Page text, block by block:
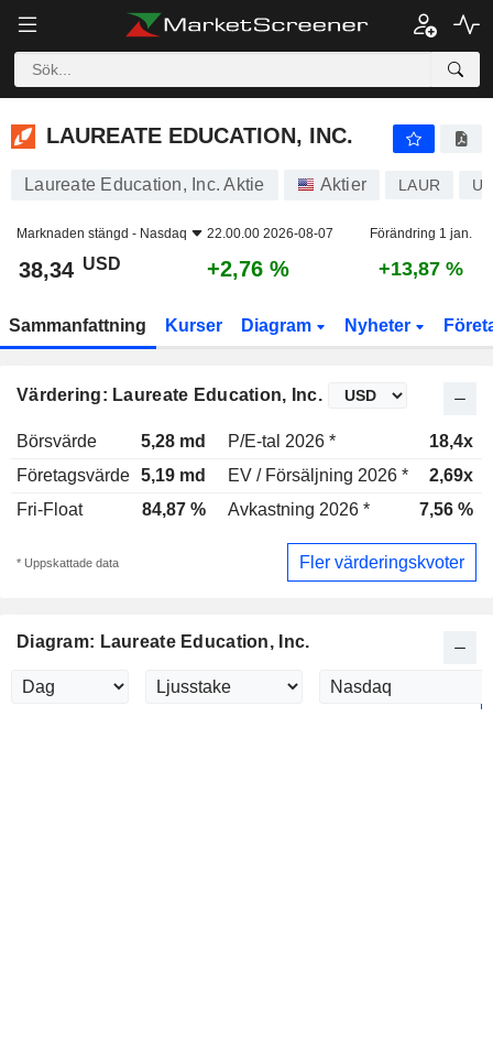
LAUREATE EDUCATION, INC.
LAUREATE EDUCATION, INC.
Laureate Education, Inc. Aktie Aktier LAUR
Marknaden stängd - Nasdaq 22.00.00 2026-08-07 Förändring 1 jan.
38,34 USD +2,76 % +13,87 %
Sammanfattning Kurser Diagram Nyheter
Värdering: Laureate Education, Inc.
Börsvärde 5,28 md P/E-tal 2026 *
18,4x
Företagsvärde 5,19 md EV / Försäljning 2026 *
2,69x
Fri-Float
84,87 % Avkastning 2026 * 7,56 %
* Uppskattade data Fler värderingskvoter
Diagram: Laureate Education, Inc.